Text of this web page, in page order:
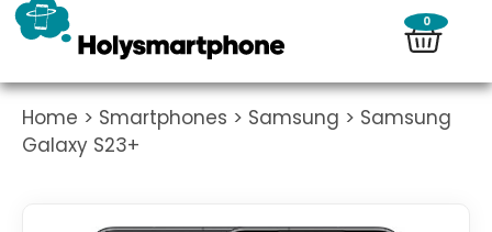
0
Home > Smartphones > Samsung > Samsung
Galaxy S23+